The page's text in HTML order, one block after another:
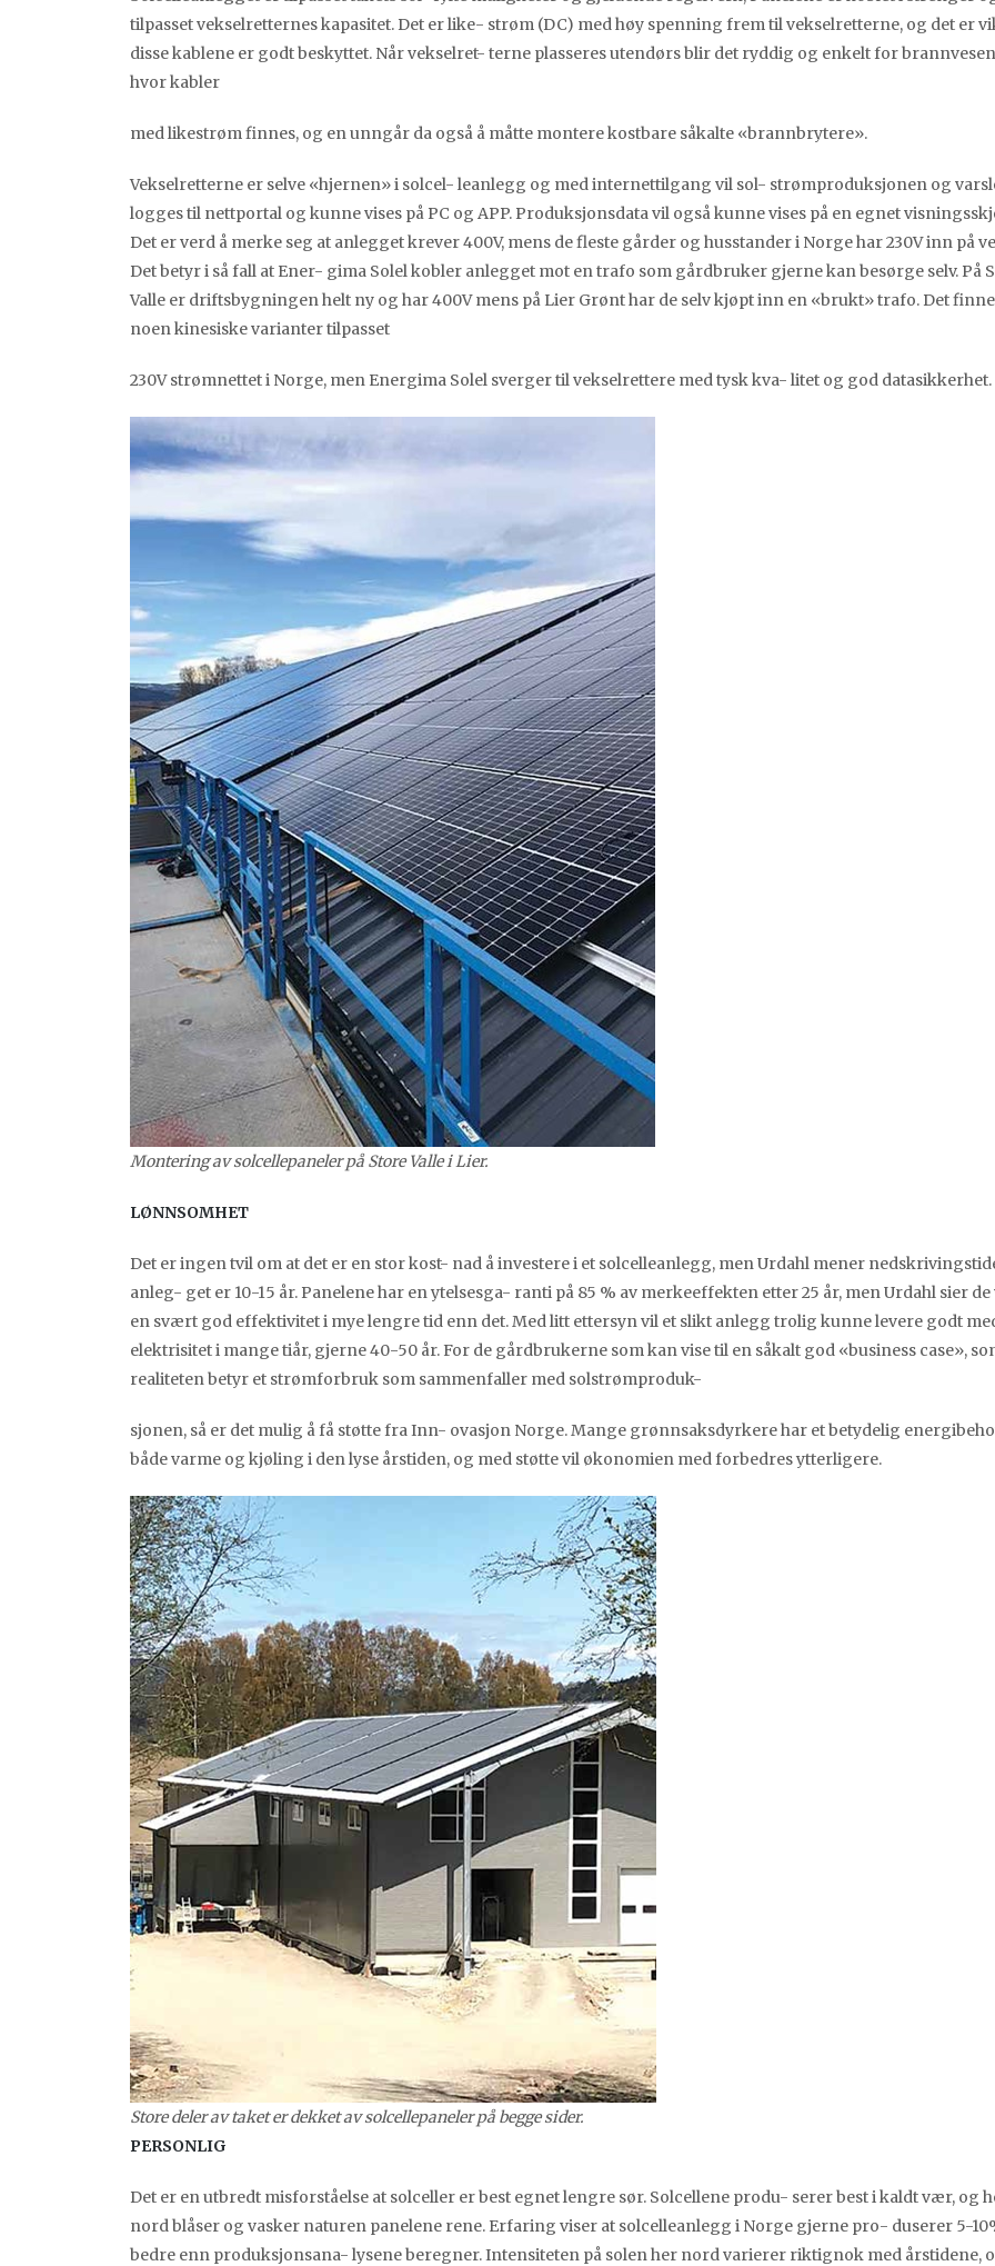
tilpasset vekselretternes kapasitet. Det er like- strøm (DC) med høy spenning frem til vekselretterne, og det er
disse kablene er godt beskyttet. Når vekselret- terne plasseres utendørs blir det ryddig og enkelt for
hvor kabler
med likestrøm finnes, og en unngår da også å måtte montere kostbare såkalte «brannbrytere».
Vekselretterne er selve «hjernen» i solcel- leanlegg og med internettilgang vil sol- strømproduksjonen og
logges til nettportal og kunne vises på PC og APP. Produksjonsdata vil også kunne vises på en egnet
Det er verd å merke seg at anlegget krever 400V, mens de fleste gårder og husstander i Norge har 230V inn på
Det betyr i så fall at Ener- gima Solel kobler anlegget mot en trafo som gårdbruker gjerne kan besørge selv. På
Valle er driftsbygningen helt ny og har 400V mens på Lier Grønt har de selv kjøpt inn en «brukt» trafo. Det
noen kinesiske varianter tilpasset
230V strømnettet i Norge, men Energima Solel sverger til vekselrettere med tysk kva- litet og god datasikkerhet.
Montering av solcellepaneler på Store Valle i Lier.
LØNNSOMHET
Det er ingen tvil om at det er en stor kost- nad å investere i et solcelleanlegg, men Urdahl mener
anleg- get er 10-15 år. Panelene har en ytelsesga- ranti på 85 % av merkeeffekten etter 25 år, men Urdahl sier de
en svært god effektivitet i mye lengre tid enn det. Med litt ettersyn vil et slikt anlegg trolig kunne levere godt
elektrisitet i mange tiår, gjerne 40-50 år. For de gårdbrukerne som kan vise til en såkalt god «business case»,
realiteten betyr et strømforbruk som sammenfaller med solstrømproduk-
sjonen, så er det mulig å få støtte fra Inn- ovasjon Norge. Mange grønnsaksdyrkere har et betydelig
både varme og kjøling i den lyse årstiden, og med støtte vil økonomien med forbedres ytterligere.
Store deler av taket er dekket av solcellepaneler på begge sider.
PERSONLIG
Det er en utbredt misforståelse at solceller er best egnet lengre sør. Solcellene produ- serer best i kaldt vær, og
nord blåser og vasker naturen panelene rene. Erfaring viser at solcelleanlegg i Norge gjerne pro- duserer 5-
bedre enn produksjonsana- lysene beregner. Intensiteten på solen her nord varierer riktignok med årstidene,